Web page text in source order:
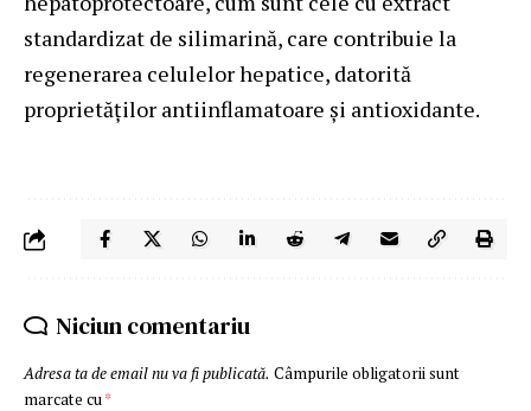
standardizat de silimarină, care contribuie la
regenerarea celulelor hepatice, datorită
proprietăților antiinflamatoare și antioxidante.
Niciun comentariu
Adresa ta de email nu va fi publicată. Câmpurile obligatorii sunt
marcate cu*